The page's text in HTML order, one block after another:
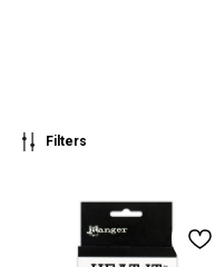
Filters